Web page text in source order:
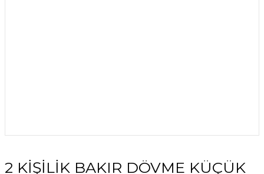
2 KİŞİLİK BAKIR DÖVME KÜÇÜK